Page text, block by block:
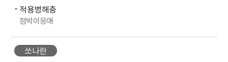
적용병해충
점박이응애
쏘나란